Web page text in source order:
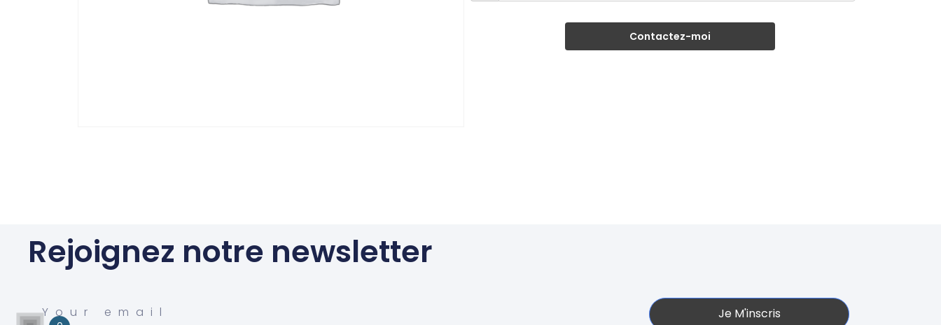
Contactez-moi
Rejoignez notre newsletter
Je M'inscris